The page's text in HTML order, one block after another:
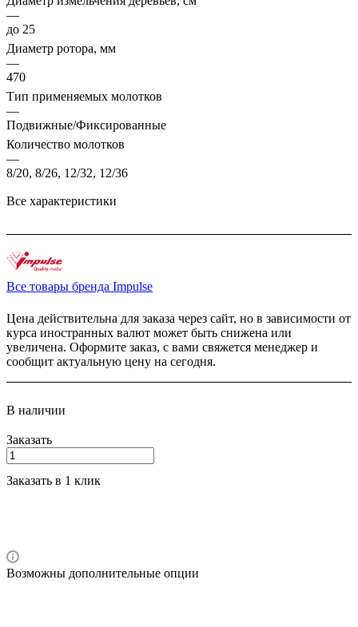
—
до 25
Диаметр ротора, мм
—
470
Тип применяемых молотков
—
Подвижные/Фиксированные
Количество молотков
—
8/20, 8/26, 12/32, 12/36
Все характеристики
Все товары бренда Impulse
Цена действительна для заказа через сайт, но в зависимости от
курса иностранных валют может быть снижена или
увеличена. Оформите заказ, с вами свяжется менеджер и
сообщит актуальную цену на сегодня.
В наличии
Заказать
Заказать в 1 клик
Возможны дополнительные опции